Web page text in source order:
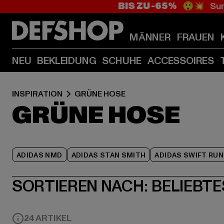
BIS ZU -65% 😲💥
MÄNNER FRAUEN
NEU BEKLEIDUNG SCHUHE ACCESSOIRES
INSPIRATION GRÜNE HOSE
GRÜNE HOSE
ADIDAS NMD ADIDAS STAN SMITH ADIDAS SWIFT RUN
SORTIEREN NACH:
24 ARTIKEL